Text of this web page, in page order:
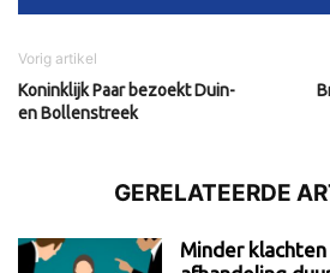
Vorig artikel
Koninklijk Paar bezoekt Duin-
en Bollenstreek
GERELATEERDE
Minder